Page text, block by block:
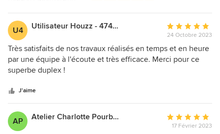
U4 Utilisateur Houzz - 4744363
Note
moyenne
:
5
24 Octobre 2023
Très satisfaits de nos travaux réalisés en temps et en heure
par une équipe à l'écoute et très efficace. Merci pour ce
superbe duplex !
J'aime
AP Atelier Charlotte Pourbaix
Note
moyenne
17 Février 2023